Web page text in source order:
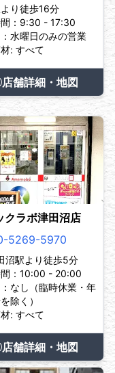
り徒歩16分
：9:30 - 17:30
水曜日のみの営業
: すべて
店舗詳細・地図
クラボ津田沼店
5269-5970
沼駅より徒歩5分
：10:00 - 20:00
なし（臨時休業・年
除く）
: すべて
店舗詳細・地図